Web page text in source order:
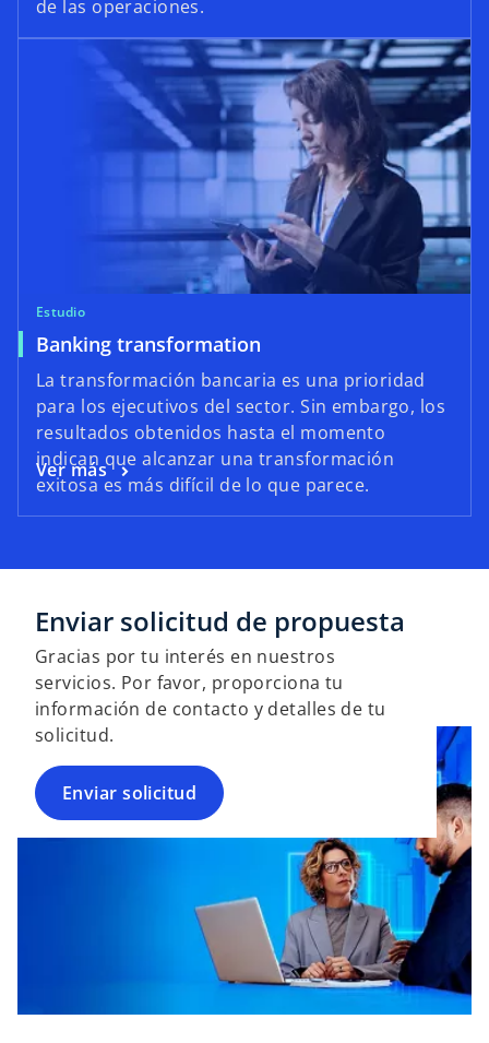
de las operaciones.
Estudio
Banking transformation
La transformación bancaria es una prioridad
para los ejecutivos del sector. Sin embargo, los
resultados obtenidos hasta el momento
indican que alcanzar una transformación
exitosa es más difícil de lo que parece.
Ver más
Enviar solicitud de propuesta
Gracias por tu interés en nuestros
servicios. Por favor, proporciona tu
información de contacto y detalles de tu
solicitud.
Enviar solicitud